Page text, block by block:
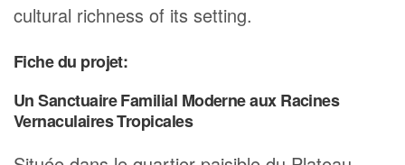
cultural richness of its setting.
Fiche du projet:
Un Sanctuaire Familial Moderne aux Racines
Vernaculaires Tropicales